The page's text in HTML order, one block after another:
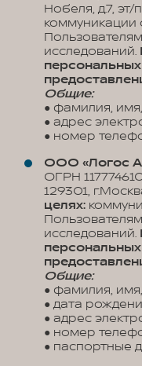
Нобеля, д.7,
коммуникации
исследований.
Общие:
● фамилия,
● адрес
● номер
ООО «Логос
ОГРН
129301,
целях:
исследований.
Общие:
● фамилия,
● дата
● адрес
● номер
● паспортные